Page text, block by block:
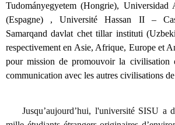
Tudományegyetem (Hongrie), Universidad
(Espagne) , Université Hassan II –
Samarqand davlat chet tillar instituti
respectivement en Asie, Afrique, Europe et
pour mission de promouvoir la civilisation
communication avec les autres civilisations
Jusqu’aujourd’hui, l'université SISU a